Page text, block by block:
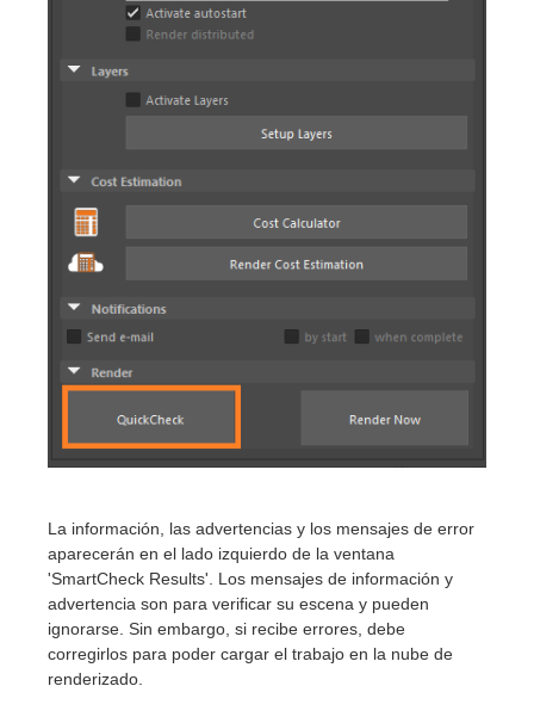
La información, las advertencias y los mensajes de error
aparecerán en el lado izquierdo de la ventana
'SmartCheck Results'. Los mensajes de información y
advertencia son para verificar su escena y pueden
ignorarse. Sin embargo, si recibe errores, debe
corregirlos para poder cargar el trabajo en la nube de
renderizado.